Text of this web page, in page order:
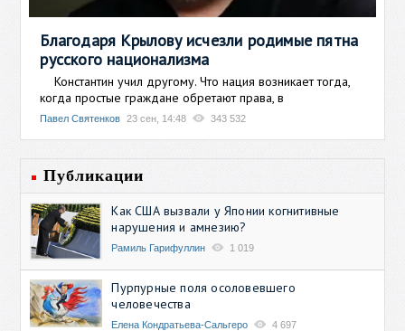
Благодаря Крылову исчезли родимые пятна
русского национализма
Константин учил другому. Что нация возникает тогда,
когда простые граждане обретают права, в
Павел Святенков 23 сен, 14:48 343 532
Публикации
Как США вызвали у Японии когнитивные
нарушения и амнезию?
Рамиль Гарифуллин 1 019
Пурпурные поля осоловевшего
человечества
Елена Кондратьева-Сальгеро 4 697